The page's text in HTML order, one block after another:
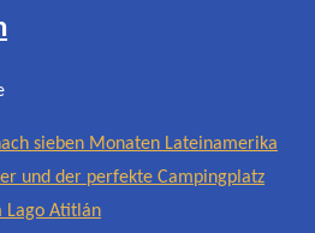
sieben Monaten Lateinamerika
und der perfekte Campingplatz
Lago Atitlán